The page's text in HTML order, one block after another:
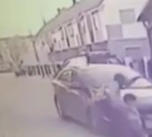
ดาวน์โหลดสนุกแอปฟรี ติดตามสนุกโซเชียล
บริษัท อิมเมจ ฟิวเจอร์ (ประเทศไทย) จำกัด